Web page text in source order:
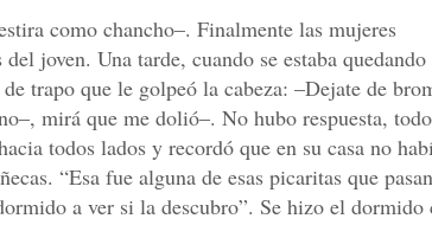
como chancho–. Finalmente las mujeres
joven. Una tarde, cuando se estaba quedando
trapo que le golpeó la cabeza: –Dejate de
mirá que me dolió–. No hubo respuesta,
todos lados y recordó que en su casa no
“Esa fue alguna de esas picaritas que
a ver si la descubro”. Se hizo el dormido